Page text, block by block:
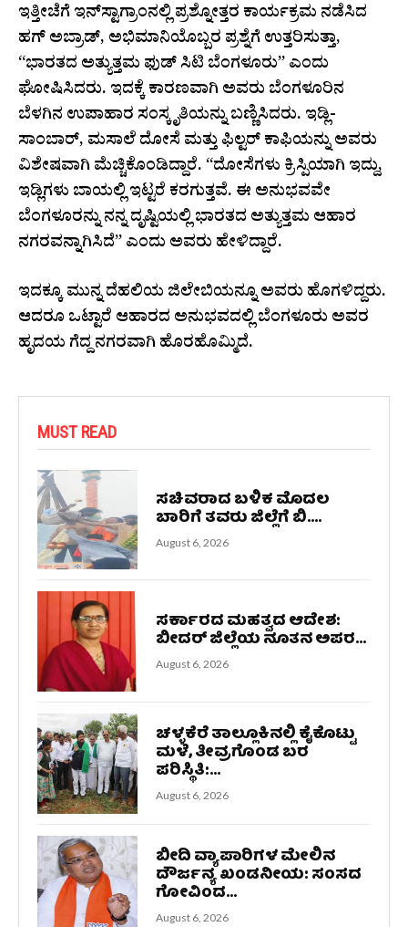
ಇತ್ತೀಚೆಗೆ ಇನ್‌ಸ್ಟಾಗ್ರಾಂನಲ್ಲಿ ಪ್ರಶ್ನೋತ್ತರ ಕಾರ್ಯಕ್ರಮ ನಡೆಸಿದ
ಹಗ್ ಅಬ್ರಾಡ್, ಅಭಿಮಾನಿಯೊಬ್ಬರ ಪ್ರಶ್ನೆಗೆ ಉತ್ತರಿಸುತ್ತಾ,
“ಭಾರತದ ಅತ್ಯುತ್ತಮ ಫುಡ್ ಸಿಟಿ ಬೆಂಗಳೂರು” ಎಂದು
ಘೋಷಿಸಿದರು. ಇದಕ್ಕೆ ಕಾರಣವಾಗಿ ಅವರು ಬೆಂಗಳೂರಿನ
ಬೆಳಗಿನ ಉಪಾಹಾರ ಸಂಸ್ಕೃತಿಯನ್ನು ಬಣ್ಣಿಸಿದರು. ಇಡ್ಲಿ-
ಸಾಂಬಾರ್, ಮಸಾಲೆ ದೋಸೆ ಮತ್ತು ಫಿಲ್ಟರ್ ಕಾಫಿಯನ್ನು ಅವರು
ವಿಶೇಷವಾಗಿ ಮೆಚ್ಚಿಕೊಂಡಿದ್ದಾರೆ. “ದೋಸೆಗಳು ಕ್ರಿಸ್ಪಿಯಾಗಿ ಇದ್ದು,
ಇಡ್ಲಿಗಳು ಬಾಯಲ್ಲಿ ಇಟ್ಟರೆ ಕರಗುತ್ತವೆ. ಈ ಅನುಭವವೇ
ಬೆಂಗಳೂರನ್ನು ನನ್ನ ದೃಷ್ಟಿಯಲ್ಲಿ ಭಾರತದ ಅತ್ಯುತ್ತಮ ಆಹಾರ
ನಗರವನ್ನಾಗಿಸಿದೆ” ಎಂದು ಅವರು ಹೇಳಿದ್ದಾರೆ.
ಇದಕ್ಕೂ ಮುನ್ನ ದೆಹಲಿಯ ಜಿಲೇಬಿಯನ್ನೂ ಅವರು ಹೊಗಳಿದ್ದರು.
ಆದರೂ ಒಟ್ಟಾರೆ ಆಹಾರದ ಅನುಭವದಲ್ಲಿ ಬೆಂಗಳೂರು ಅವರ
ಹೃದಯ ಗೆದ್ದ ನಗರವಾಗಿ ಹೊರಹೊಮ್ಮಿದೆ.
MUST READ
ಸಚಿವರಾದ ಬಳಿಕ ಮೊದಲ
ಬಾರಿಗೆ ತವರು ಜಿಲ್ಲೆಗೆ ಬಿ....
August 6, 2026
ಸರ್ಕಾರದ ಮಹತ್ವದ ಆದೇಶ:
ಬೀದರ್ ಜಿಲ್ಲೆಯ ನೂತನ ಅಪರ...
August 6, 2026
ಚಳ್ಳಕೆರೆ ತಾಲ್ಲೂಕಿನಲ್ಲಿ ಕೈಕೊಟ್ಟು
ಮಳೆ, ತೀವ್ರಗೊಂಡ ಬರ
ಪರಿಸ್ಥಿತಿ:...
August 6, 2026
ಬೀದಿ ವ್ಯಾಪಾರಿಗಳ ಮೇಲಿನ
ದೌರ್ಜನ್ಯ ಖಂಡನೀಯ: ಸಂಸದ
ಗೋವಿಂದ...
August 6, 2026